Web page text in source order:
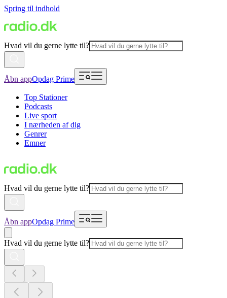
Spring til indhold
Hvad vil du gerne lytte til?
Åbn appOpdag Prime
Top Stationer
Podcasts
Live sport
I nærheden af dig
Genrer
Emner
Hvad vil du gerne lytte til?
Åbn appOpdag Prime
Hvad vil du gerne lytte til?